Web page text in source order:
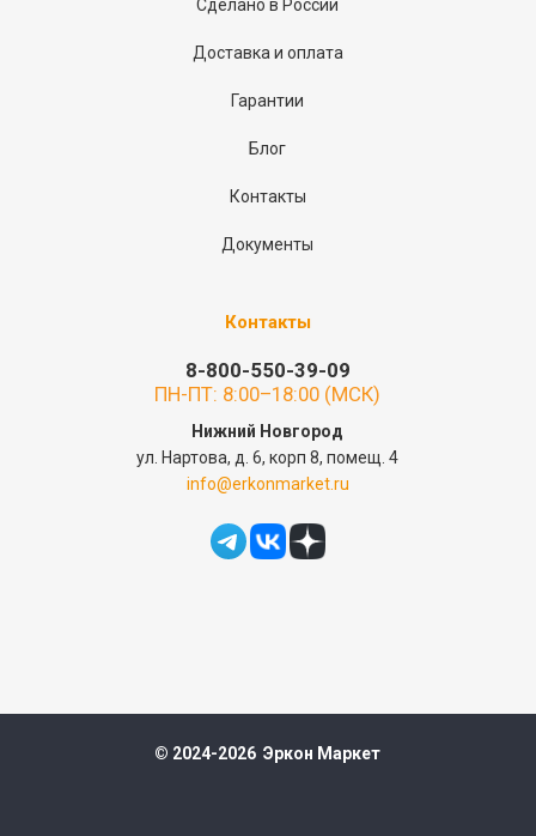
Сделано в России
Доставка и оплата
Гарантии
Блог
Контакты
Документы
Контакты
8-800-550-39-09
ПН-ПТ: 8:00–18:00 (МСК)
Нижний Новгород
ул. Нартова, д. 6, корп 8, помещ. 4
info@erkonmarket.ru
© 2024-2026 Эркон Маркет